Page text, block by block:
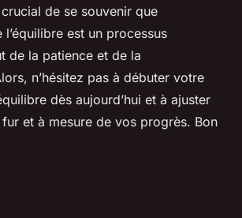
de se souvenir que
l’équilibre est un processus
de la patience et de la
n’hésitez pas à débuter votre
dès aujourd’hui et à ajuster
et à mesure de vos progrès. Bon